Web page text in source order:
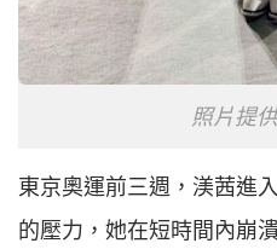
照片提
東京奧運前三週，渼茜進
的壓力，她在短時間內崩